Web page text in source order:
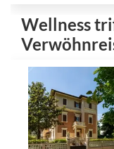
Wellness